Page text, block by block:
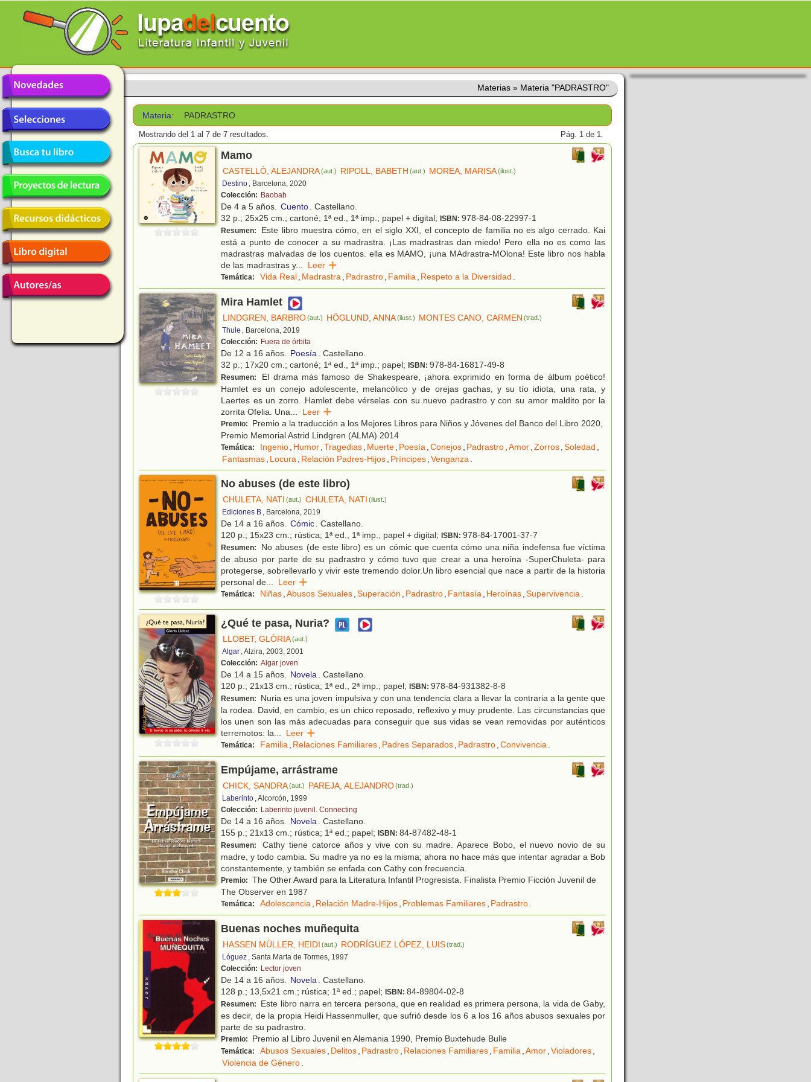
Materias » Materia "PADRASTRO"
Materia: PADRASTRO
Mostrando del 1 al 7 de 7 resultados. Pág. 1 de 1.
Mamo
CASTELLÓ, ALEJANDRA(aut.) RIPOLL, BABETH (aut.) MOREA, MARISA(ilust.)
Destino , Barcelona, 2020
Colección: Baobab
De 4 a 5 años. Cuento. Castellano.
32 p.; 25x25 cm.; cartoné; 1ª ed., 1ª imp.; papel + digital; ISBN: 978-84-08-22997-1
Resumen:
Este libro muestra cómo, en el siglo XXI, el concepto de familia no es algo cerrado. Kai
está a punto de conocer a su madrastra. ¡Las madrastras dan miedo! Pero ella no es como las
madrastras malvadas de los cuentos. ella es MAMO, ¡una MAdrastra-MOlona! Este libro nos habla
de las madrastras y... Leer
Temática: Vida Real, Madrastra, Padrastro, Familia, Respeto a la Diversidad .
Mira Hamlet
LINDGREN, BARBRO(aut.) HÖGLUND, ANNA(ilust.) MONTES CANO, CARMEN (trad.)
Thule , Barcelona, 2019
Colección: Fuera de órbita
De 12 a 16 años. Poesía. Castellano.
32 p.; 17x20 cm.; cartoné; 1ª ed., 1ª imp.; papel; ISBN: 978-84-16817-49-8
Resumen:
El drama más famoso de Shakespeare, ¡ahora exprimido en forma de álbum poético!
Hamlet es un conejo adolescente, melancólico y de orejas gachas, y su tío idiota, una rata, y
Laertes es un zorro. Hamlet debe vérselas con su nuevo padrastro y con su amor maldito por la
zorrita Ofelia. Una... Leer
Premio:
Premio a la traducción a los Mejores Libros para Niños y Jóvenes del Banco del Libro 2020,
Premio Memorial Astrid Lindgren (ALMA) 2014
Temática: Ingenio, Humor,Tragedias, Muerte, Poesía,Conejos, Padrastro,Amor,Zorros,Soledad ,
Fantasmas, Locura, Relación Padres-Hijos, Príncipes,Venganza.
No abuses (de este libro)
CHULETA, NATI (aut.) CHULETA, NATI (ilust.)
Ediciones B , Barcelona, 2019
De 14 a 16 años. Cómic. Castellano.
120 p.; 15x23 cm.; rústica; 1ª ed., 1ª imp.; papel + digital; ISBN: 978-84-17001-37-7
Resumen:
No abuses (de este libro) es un cómic que cuenta cómo una niña indefensa fue víctima
de abuso por parte de su padrastro y cómo tuvo que crear a una heroína -SuperChuleta- para
protegerse, sobrellevarlo y vivir este tremendo dolor.Un libro esencial que nace a partir de la historia
personal de... Leer
Temática: Niñas,Abusos Sexuales,Superación , Padrastro, Fantasía, Heroínas,Supervivencia.
¿Qué te pasa, Nuria?
LLOBET, GLÒRIA(aut.)
Algar , Alzira, 2003, 2001
Colección: Algar joven
De 14 a 15 años. Novela. Castellano.
120 p.; 21x13 cm.; rústica; 1ª ed., 2ª imp.; papel; ISBN: 978-84-931382-8-8
Resumen:
Nuria es una joven impulsiva y con una tendencia clara a llevar la contraria a la gente que
la rodea. David, en cambio, es un chico reposado, reflexivo y muy prudente. Las circunstancias que
los unen son las más adecuadas para conseguir que sus vidas se vean removidas por auténticos
terremotos: la... Leer
Temática: Familia, Relaciones Familiares, Padres Separados, Padrastro,Convivencia.
Empújame, arrástrame
CHICK, SANDRA(aut.) PAREJA, ALEJANDRO(trad.)
Laberinto , Alcorcón, 1999
Colección: Laberinto juvenil. Connecting
De 14 a 16 años. Novela. Castellano.
155 p.; 21x13 cm.; rústica; 1ª ed.; papel; ISBN: 84-87482-48-1
Resumen:
Cathy tiene catorce años y vive con su madre. Aparece Bobo, el nuevo novio de su
madre, y todo cambia. Su madre ya no es la misma; ahora no hace más que intentar agradar a Bob
constantemente, y también se enfada con Cathy con frecuencia.
Premio: The Other Award para la Literatura Infantil Progresista. Finalista Premio Ficción Juvenil de
The Observer en 1987
Temática: Adolescencia, Relación Madre-Hijos, Problemas Familiares, Padrastro.
Buenas noches muñequita
HASSEN MÜLLER, HEIDI (aut.) RODRÍGUEZ LÓPEZ, LUIS(trad.)
Lóguez , Santa Marta de Tormes, 1997
Colección: Lector joven
De 14 a 16 años. Novela. Castellano.
128 p.; 13,5x21 cm.; rústica; 1ª ed.; papel; ISBN: 84-89804-02-8
Resumen:
Este libro narra en tercera persona, que en realidad es primera persona, la vida de Gaby,
es decir, de la propia Heidi Hassenmuller, que sufrió desde los 6 a los 16 años abusos sexuales por
parte de su padrastro.
Premio: Premio al Libro Juvenil en Alemania 1990, Premio Buxtehude Bulle
Temática: Abusos Sexuales, Delitos, Padrastro, Relaciones Familiares, Familia,Amor,Violadores,
Violencia de Género.